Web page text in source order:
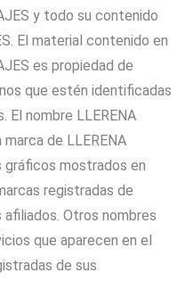
y todo su contenido
El material contenido en
es propiedad de
que estén identificadas
nombre LLERENA
de LLERENA
gráficos mostrados en
registradas de
afiliados. Otros nombres
que aparecen en el
de sus